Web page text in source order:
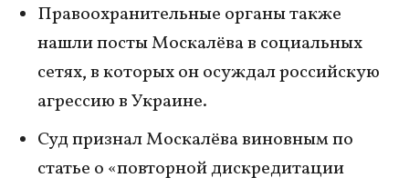
Правоохранительные органы также
нашли посты Москалёва в социальных
сетях, в которых он осуждал российскую
агрессию в Украине.
Суд признал Москалёва виновным по
статье о «повторной дискредитации